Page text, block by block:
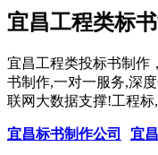
宜昌工程类标
宜昌工程类投标书制作
书制作,一对一服务,深
联网大数据支撑!工程
宜昌标书制作公司 宜